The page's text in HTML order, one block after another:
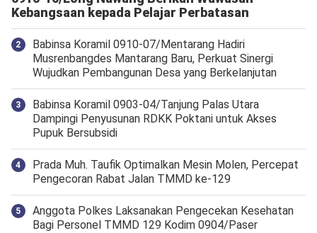
Kebangsaan kepada Pelajar Perbatasan
Babinsa Koramil 0910-07/Mentarang Hadiri
Musrenbangdes Mantarang Baru, Perkuat Sinergi
Wujudkan Pembangunan Desa yang Berkelanjutan
‎Babinsa Koramil 0903-04/Tanjung Palas Utara
Dampingi Penyusunan RDKK Poktani untuk Akses
Pupuk Bersubsidi
Prada Muh. Taufik Optimalkan Mesin Molen, Percepat
Pengecoran Rabat Jalan TMMD ke-129
Anggota Polkes Laksanakan Pengecekan Kesehatan
Bagi Personel TMMD 129 Kodim 0904/Paser